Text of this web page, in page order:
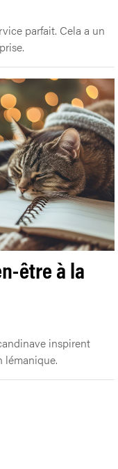
parfait. Cela a un
être à la
inspirent
lémanique.